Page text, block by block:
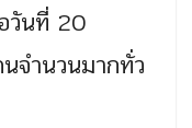
วันที่ 20
จำนวนมากทั่ว